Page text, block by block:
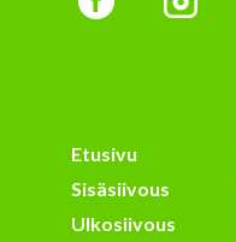
Etusivu
Sisäsiivous
Ulkosiivous